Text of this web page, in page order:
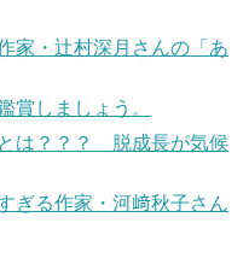
家・辻村深月さんの「あ
賞しましょう。
とは？？？ 脱成長が気候
ぎる作家・河﨑秋子さん